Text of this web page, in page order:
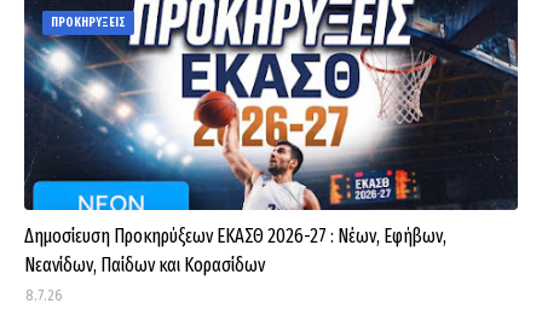
ΠΡΟΚΗΡΥΞΕΙΣ
Δημοσίευση Προκηρύξεων ΕΚΑΣΘ 2026-27 : Νέων, Εφήβων,
Νεανίδων, Παίδων και Κορασίδων
8.7.26